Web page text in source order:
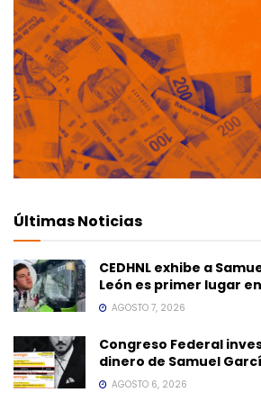
Últimas Noticias
CEDHNL exhibe a
León es primer lugar
AGOSTO 7, 2026
Congreso Federal
dinero de Samuel
AGOSTO 6, 2026